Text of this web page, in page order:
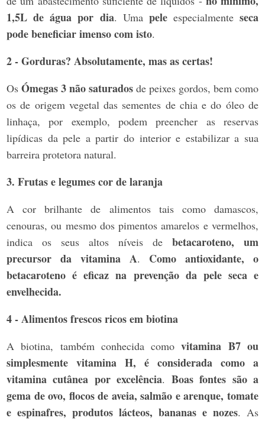
1,5L de água por dia. Uma pele especialmenteseca
pode beneficiar imenso com isto.
2 - Gorduras? Absolutamente, mas as certas!
Os Ómegas 3 não saturados de peixes gordos, bem como
os de origem vegetal das sementes de chia e do óleo de
linhaça, por exemplo, podem preencher as reservas
lipídicas da pele a partir do interior e estabilizar a sua
barreira protetora natural.
3. Frutas e legumes cor de laranja
A cor brilhante de alimentos tais como damascos,
cenouras, ou mesmo dos pimentos amarelos e vermelhos,
indica os seus altos níveis de betacaroteno, um
precursor da vitamina A. Como antioxidante, o
betacaroteno é eficaz na prevenção da pele seca e
envelhecida.
4 - Alimentos frescos ricos em biotina
A biotina, também conhecida comovitamina B7 ou
simplesmente vitamina H, é considerada como a
vitamina cutânea por excelência. Boas fontes são a
gema de ovo, flocos de aveia, salmão e arenque, tomate
e espinafres, produtos lácteos, bananas e nozes. As